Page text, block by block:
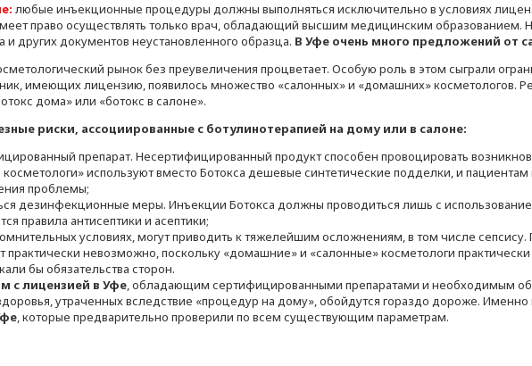
любые инъекционные процедуры должны выполняться исключительно в условиях
право осуществлять только врач, обладающий высшим медицинским образованием.
и других документов неустановленного образца. В Уфе очень много предложений от
рынок без преувеличения процветает. Особую роль в этом сыграли
имеющих лицензию, появилось множество «салонных» и «домашних» косметологов.
дома» или «ботокс в салоне».
риски, ассоциированные с ботулинотерапией на дому или в салоне:
препарат. Несертифицированный продукт способен провоцировать
используют вместо Ботокса дешевые синтетические подделки, и пациентам
проблемы;
дезинфекционные меры. Инъекции Ботокса должны проводиться лишь с
правила антисептики и асептики;
условиях, могут приводить к тяжелейшим осложнениям, в том числе сепсису.
практически невозможно, поскольку «домашние» и «салонные» косметологи
бы обязательства сторон.
с лицензией в Уфе, обладающим сертифицированными препаратами и необходимым
утраченных вследствие «процедур на дому», обойдутся гораздо дороже.
, которые предварительно проверили по всем существующим параметрам.